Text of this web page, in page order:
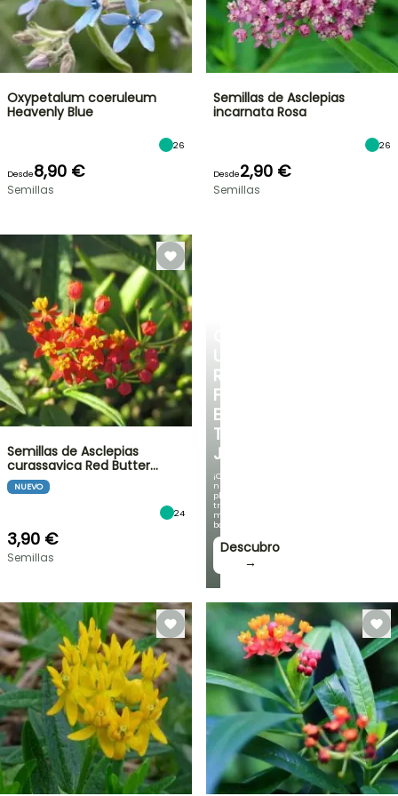
UN
RINCÓN
FRESCO
EN
TU
JARDÍN
¡Con
nuestras
plantas
trepadoras
más
bonitas!
Descubro
→
Oxypetalum coeruleum
Heavenly Blue
26
Desde8,90 €
Semillas
Semillas de Asclepias
incarnata Rosa
26
Desde2,90 €
Semillas
Semillas de Asclepias
curassavica Red Butter…
NUEVO
24
3,90 €
Semillas